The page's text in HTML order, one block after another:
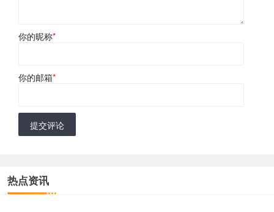
你的昵称*
你的邮箱*
提交评论
热点资讯